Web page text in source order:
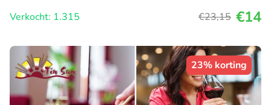
Verkocht: 1.315
€23,15 €14
23% korting